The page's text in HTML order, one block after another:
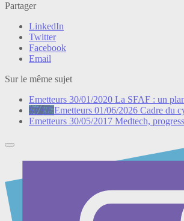
Partager
LinkedIn
Twitter
Facebook
Email
Sur le même sujet
Emetteurs 30/01/2020 La SFAF : un
SFAF Emetteurs 01/06/2026 Cadre du
Emetteurs 30/05/2017 Medtech,